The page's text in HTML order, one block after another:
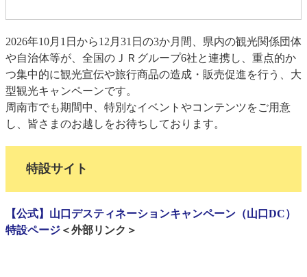
2026年10月1日から12月31日の3か月間、県内の観光関係団体
や自治体等が、全国のＪＲグループ6社と連携し、重点的か
つ集中的に観光宣伝や旅行商品の造成・販売促進を行う、大
型観光キャンペーン​です。​
周南市でも期間中、特別なイベントやコンテンツをご用意
し、皆さまのお越しをお待ちしております。
特設サイト
【公式】山口デスティネーションキャンペーン（山口DC）
特設ページ ＜外部リンク＞